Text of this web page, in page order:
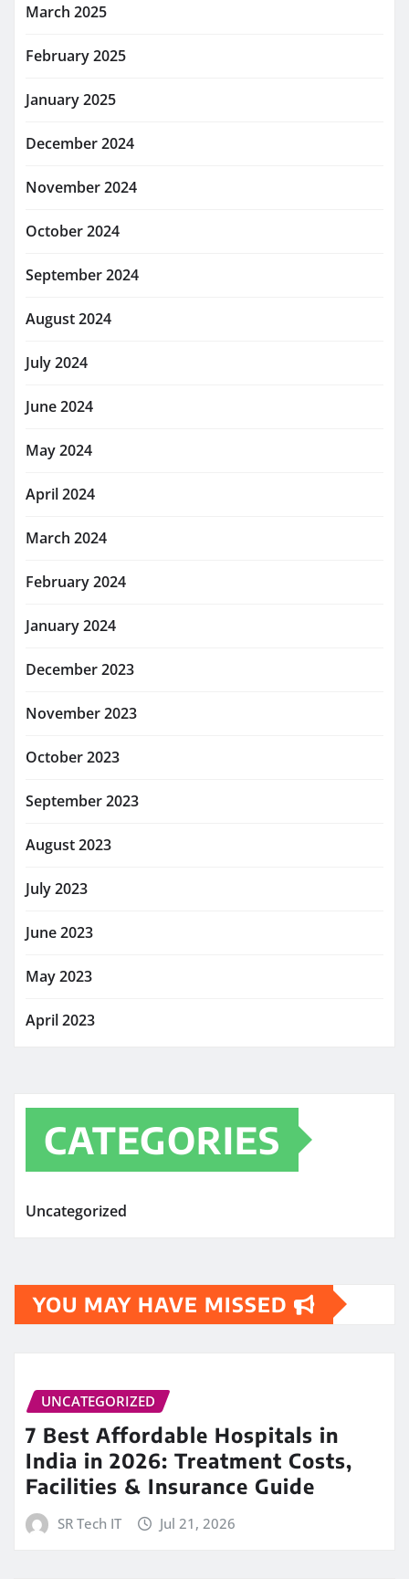
March 2025
February 2025
January 2025
December 2024
November 2024
October 2024
September 2024
August 2024
July 2024
June 2024
May 2024
April 2024
March 2024
February 2024
January 2024
December 2023
November 2023
October 2023
September 2023
August 2023
July 2023
June 2023
May 2023
April 2023
CATEGORIES
Uncategorized
YOU MAY HAVE MISSED
UNCATEGORIZED
7 Best Affordable Hospitals in
India in 2026: Treatment Costs,
Facilities & Insurance Guide
SR Tech IT Jul 21, 2026